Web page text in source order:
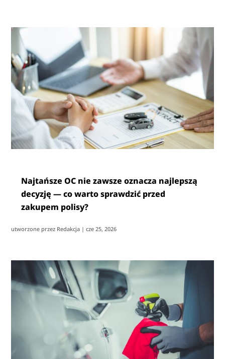
Najtańsze OC nie zawsze oznacza najlepszą
decyzję — co warto sprawdzić przed
zakupem polisy?
utworzone przez Redakcja |cze 25, 2026